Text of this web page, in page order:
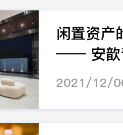
闲置资产
—— 安歆
2021/12/